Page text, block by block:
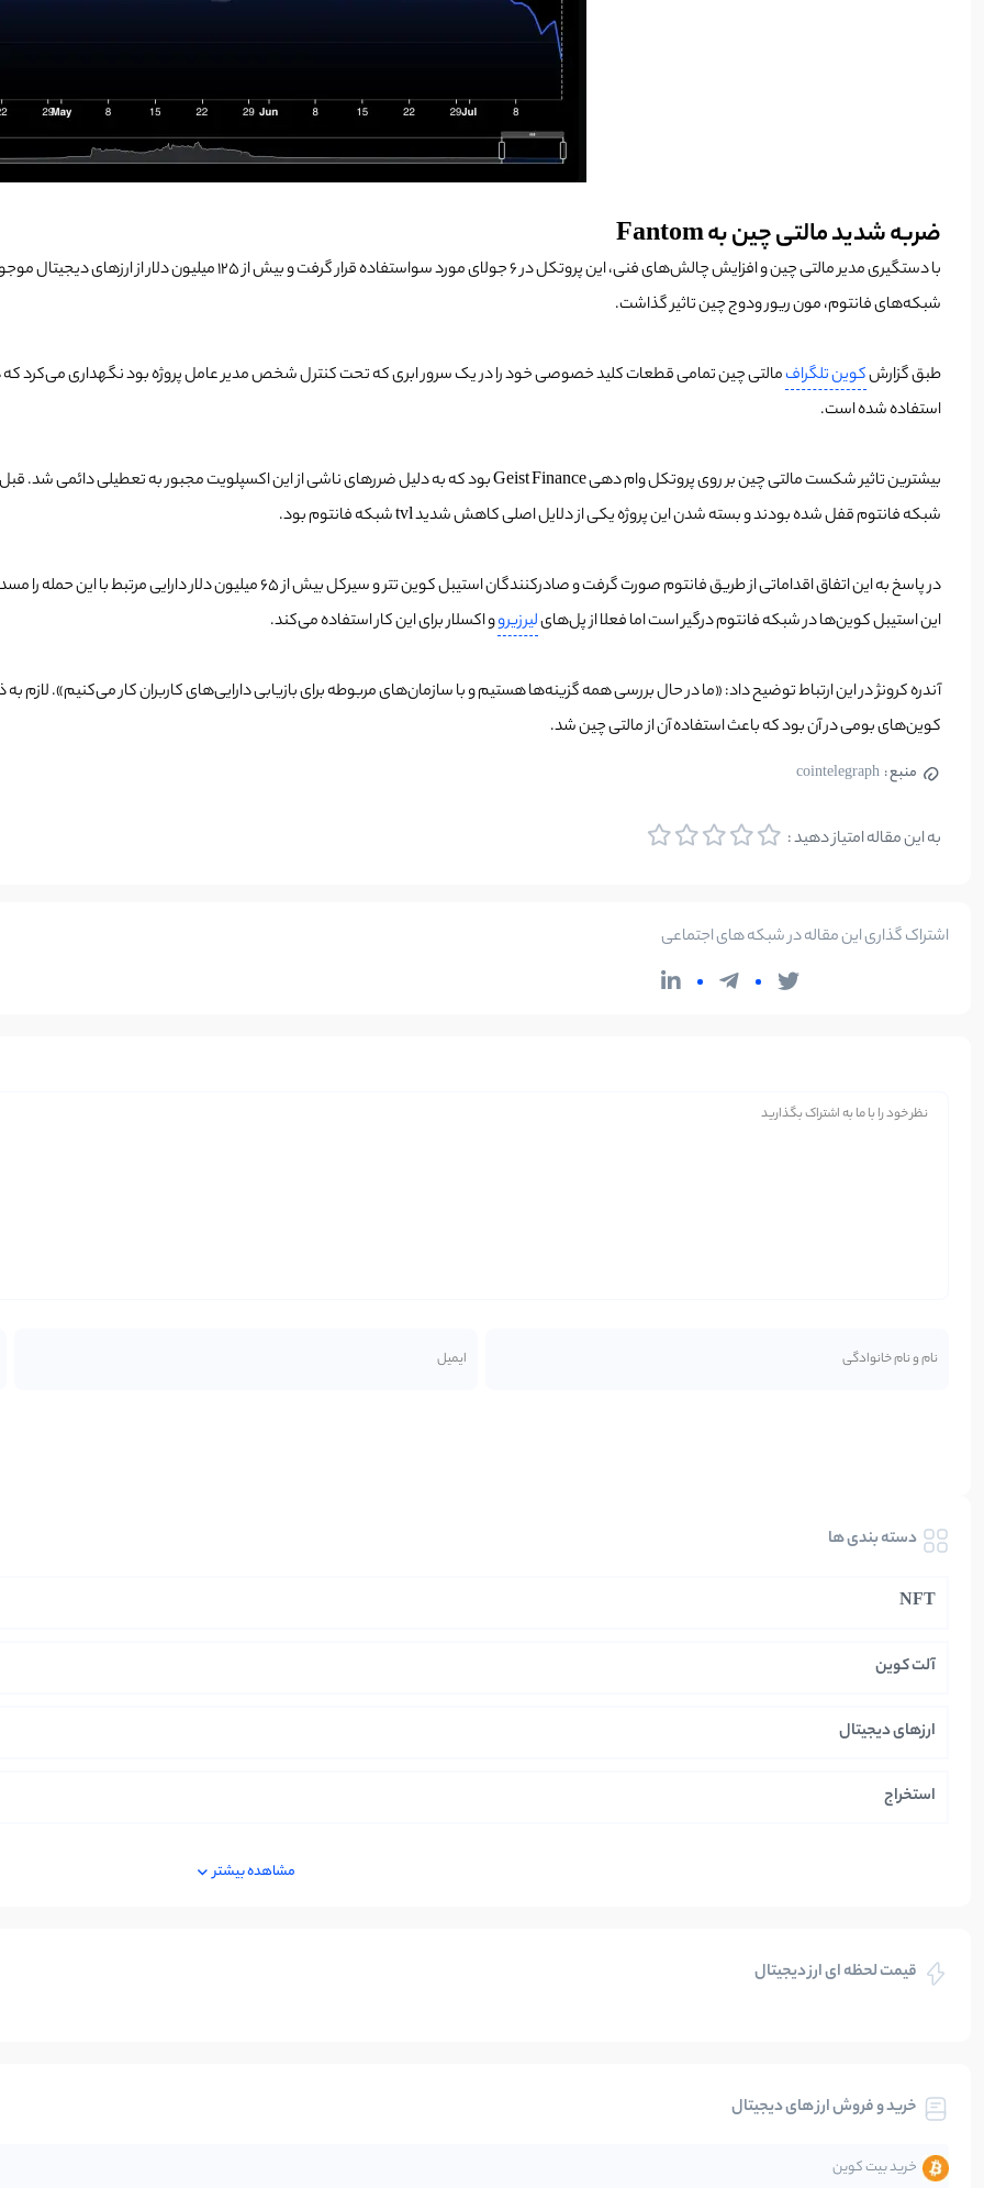
ضربه شدید مالتی چین به Fantom
با دستگیری مدیر مالتی چین و افزایش چالش‌های فنی، این پروتکل در 6
شبکه‌های فانتوم، مون ریور ودوج چین تاثیر گذاشت.
طبق گزارشکوین تلگرافمالتی چین تمامی قطعات کلید خصوصی خود را در یک سرور ابری که تحت کنترل شخص مدیر عامل پروژه بود نگهداری می‌کرد
استفاده شده است.
شبکه فانتوم قفل شده بودند و بسته شدن این پروژه یکی از دلایل اصلی کاهش شدید tvl شبکه فانتوم بود.
در پاسخ به این اتفاق اقداماتی از طریق فانتوم صورت گرفت و صادرکنندگان
این استیبل کوین‌ها در شبکه فانتوم درگیر است اما فعلا از پل‌هایلیرزیروو اکسلار برای این کار استفاده می‌کند.
آندره کرونژ در این ارتباط توضیح داد: «ما در حال بررسی همه گزینه‌ها هستیم و با سازمان‌های مربوطه برای بازیابی دارایی‌های کاربران کار می‌کنیم».
کوین‌های بومی در آن بود که باعث استفاده آن از مالتی چین شد.
منبع : cointelegraph
به این مقاله امتیاز دهید :
اشتراک گذاری این مقاله در شبکه های اجتماعی
دسته بندی ها
NFT
آلت کوین
ارزهای دیجیتال
استخراج
بلاکچین
تحلیل
مشاهده بیشتر
قیمت لحظه ای ارز دیجیتال
خرید و فروش ارز های دیجیتال
خرید بیت کوین